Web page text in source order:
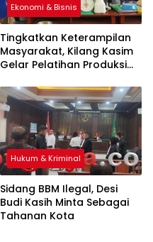
Ekonomi & Bisnis
Tingkatkan Keterampilan
Masyarakat, Kilang Kasim
Gelar Pelatihan Produksi
Hukum & Kriminal
Sidang BBM Ilegal, Desi
Budi Kasih Minta Sebagai
Tahanan Kota